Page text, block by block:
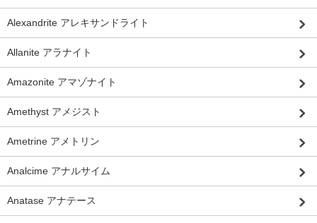
Alexandrite アレキサンドライト
Allanite アラナイト
Amazonite アマゾナイト
Amethyst アメジスト
Ametrine アメトリン
Analcime アナルサイム
Anatase アナテース